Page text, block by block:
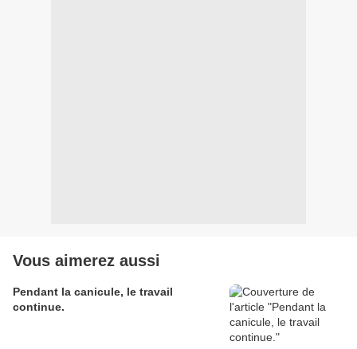
Vous aimerez aussi
Pendant la canicule, le travail
continue.